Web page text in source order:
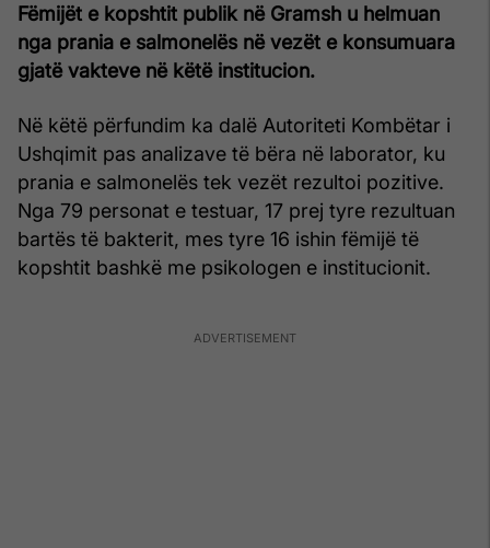
Fëmijët e kopshtit publik në Gramsh u helmuan
nga prania e salmonelës në vezët e konsumuara
gjatë vakteve në këtë institucion.
Në këtë përfundim ka dalë Autoriteti Kombëtar i
Ushqimit pas analizave të bëra në laborator, ku
prania e salmonelës tek vezët rezultoi pozitive.
Nga 79 personat e testuar, 17 prej tyre rezultuan
bartës të bakterit, mes tyre 16 ishin fëmijë të
kopshtit bashkë me psikologen e institucionit.